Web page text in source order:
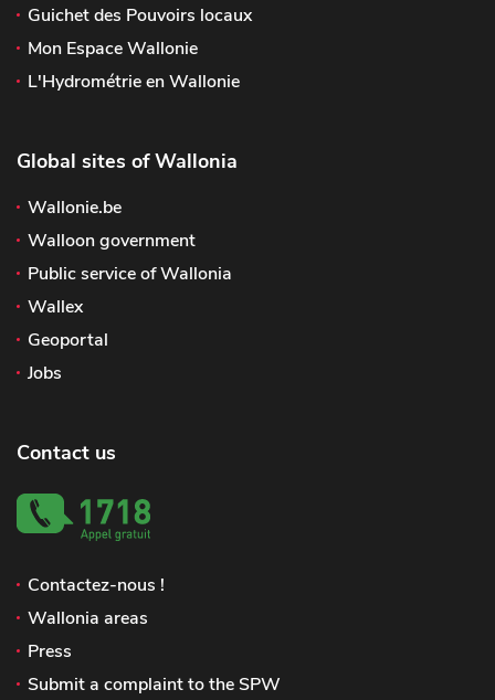
Guichet des Pouvoirs locaux
Mon Espace Wallonie
L'Hydrométrie en Wallonie
Global sites of Wallonia
Wallonie.be
Walloon government
Public service of Wallonia
Wallex
Geoportal
Jobs
Contact us
Contactez-nous !
Wallonia areas
Press
Submit a complaint to the SPW